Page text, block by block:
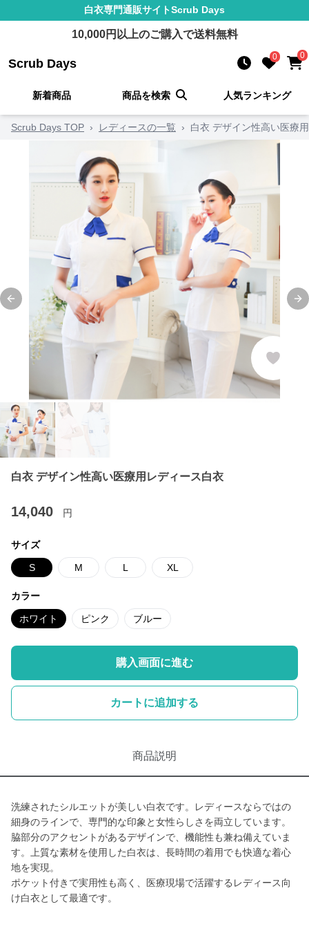
白衣専門通販サイトScrub Days
10,000円以上のご購入で送料無料
Scrub Days 0 0
新着商品 商品を検索 人気ランキング
Scrub Days TOP › レディースの一覧 › 白衣 デザイン性高い医療
Previous slide
白衣 デザイン性高い医療用レディース白衣
14,040 円
サイズ
S M L XL
カラー
ホワイト ピンク ブルー
購入画面に進む
カートに追加する
商品説明
洗練されたシルエットが美しい白衣です。レディースならではの
細身のラインで、専門的な印象と女性らしさを両立しています。
脇部分のアクセントがあるデザインで、機能性も兼ね備えていま
す。上質な素材を使用した白衣は、長時間の着用でも快適な着心
地を実現。
ポケット付きで実用性も高く、医療現場で活躍するレディース向
け白衣として最適です。